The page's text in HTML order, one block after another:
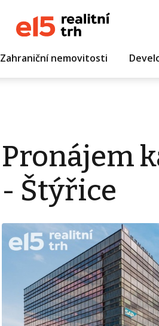
Zahraniční nemovitosti
Pronájem
- Štýřice